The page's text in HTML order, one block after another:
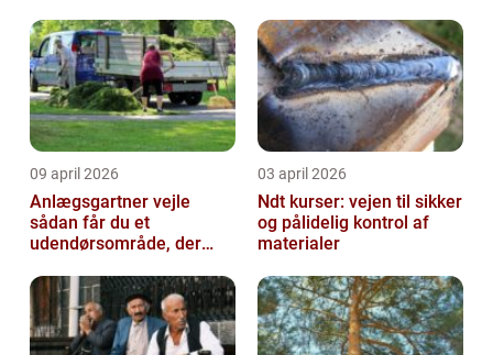
09 april 2026
Anlægsgartner vejle
sådan får du et
udendørsområde, der
03 april 2026
Ndt kurser: vejen til sikker
og pålidelig kontrol af
materialer